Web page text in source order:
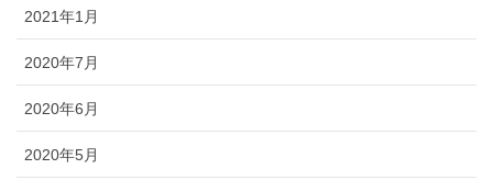
2021年1月
2020年7月
2020年6月
2020年5月